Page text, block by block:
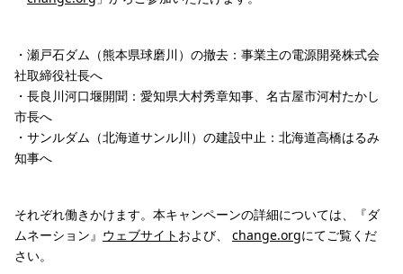
・瀬戸石ダム（熊本県球磨川）の撤去：事業主の電源開発株式会
社取締役社長へ
・長良川河口堰開聞：愛知県大村秀章知事、名古屋市河村たかし
市長へ
・サンルダム（北海道サンル川）の建設中止：北海道高橋はるみ
知事へ
それぞれ働きかけます。本キャンペーンの詳細については、『ダ
ムネーション』 ウェブサイト および、 change.orgにてご覧くだ
さい。